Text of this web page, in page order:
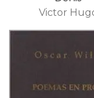
Victor